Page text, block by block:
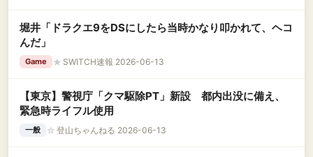
堀井「ドラクエ9をDSにしたら当時かなり叩かれて、ヘコ
んだ」
Game ★ SWITCH速報 2026-06-13
【東京】警視庁「クマ駆除PT」新設 都内出没に備え、
緊急時ライフル使用
一般 ☆ 登山ちゃんねる 2026-06-13